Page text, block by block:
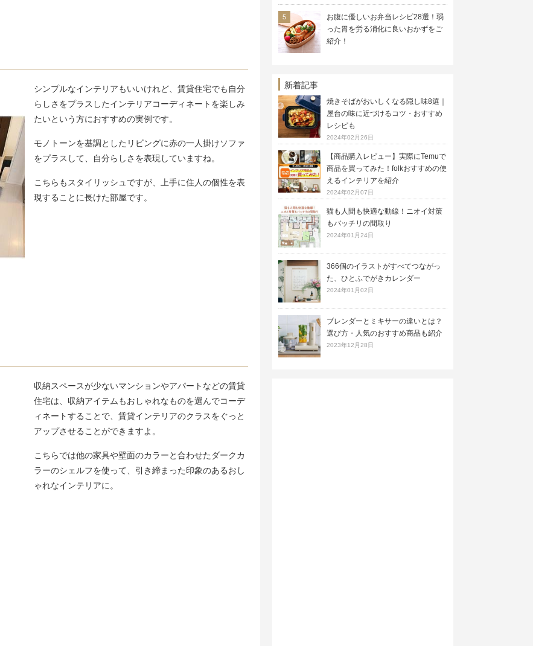
シンプルなインテリアもいいけれど、賃貸住宅でも自分
らしさをプラスしたインテリアコーディネートを楽しみ
たいという方におすすめの実例です。
モノトーンを基調としたリビングに赤の一人掛けソファ
をプラスして、自分らしさを表現していますね。
こちらもスタイリッシュですが、上手に住人の個性を表
現することに長けた部屋です。
収納スペースが少ないマンションやアパートなどの賃貸
住宅は、収納アイテムもおしゃれなものを選んでコーデ
ィネートすることで、賃貸インテリアのクラスをぐっと
アップさせることができますよ。
こちらでは他の家具や壁面のカラーと合わせたダークカ
ラーのシェルフを使って、引き締まった印象のあるおし
ゃれなインテリアに。
お腹に優しいお弁当レシピ28選！弱
った胃を労る消化に良いおかずをご
紹介！
新着記事
焼きそばがおいしくなる隠し味8選｜
屋台の味に近づけるコツ・おすすめ
レシピも
2024年02月26日
【商品購入レビュー】実際にTemuで
商品を買ってみた！folkおすすめの使
えるインテリアを紹介
2024年02月07日
猫も人間も快適な動線！ニオイ対策
もバッチリの間取り
2024年01月24日
366個のイラストがすべてつながっ
た、ひとふでがきカレンダー
2024年01月02日
ブレンダーとミキサーの違いとは？
選び方・人気のおすすめ商品も紹介
2023年12月28日